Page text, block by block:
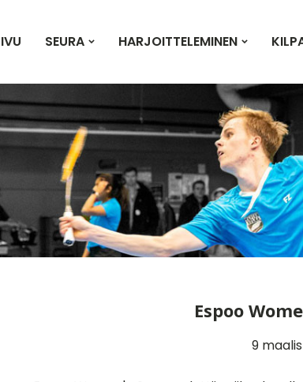
SEURA HARJOITTELEMINEN
Espoo
9